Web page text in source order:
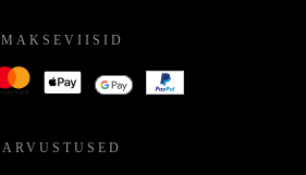
MAKSEVIISID
ARVUSTUSED